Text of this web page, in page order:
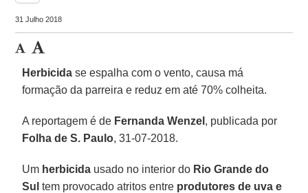
31 Julho 2018
Herbicida se espalha com o vento, causa má
formação da parreira e reduz em até 70% colheita.
A reportagem é de Fernanda Wenzel , publicada por
Folha de S. Paulo, 31-07-2018.
Um herbicida usado no interior do Rio Grande do
Sul tem provocado atritos entre produtores de uva e